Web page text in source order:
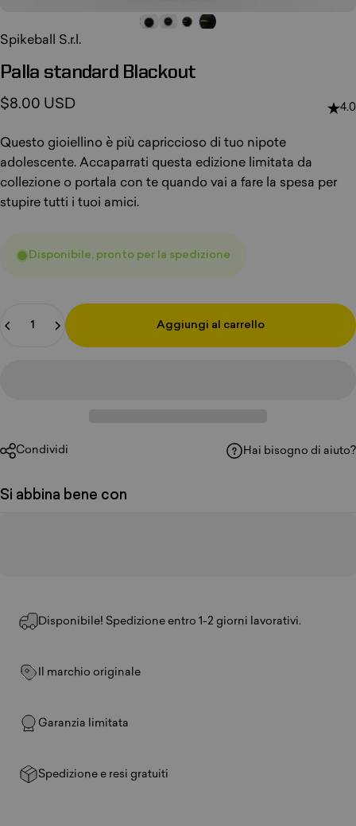
Spikeball S.r.l.
Palla standard Blackout
$8.00 USD 4.0
Questo gioiellino è più capriccioso di tuo nipote
adolescente. Accaparrati questa edizione limitata da
collezione o portala con te quando vai a fare la spesa per
stupire tutti i tuoi amici.
Disponibile, pronto per la spedizione
Aggiungi al carrello
Condividi Hai bisogno di aiuto?
Si abbina bene con
Disponibile! Spedizione entro 1-2 giorni lavorativi.
Il marchio originale
Garanzia limitata
Spedizione e resi gratuiti